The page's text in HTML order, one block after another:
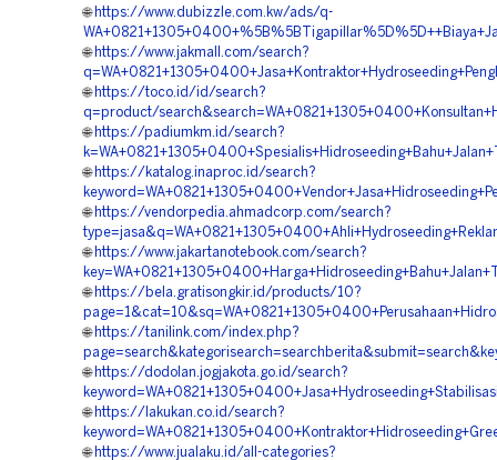
🌐 https://www.dubizzle.com.kw/ads/q-
🌐 https://www.jakmall.com/search?
🌐 https://toco.id/id/search?
q=product/
🌐 https://padiumkm.id/search?
🌐 https://katalog.inaproc.id/search?
🌐 https://vendorpedia.ahmadcorp.com/search?
🌐 https://www.jakartanotebook.com/search?
🌐 https://bela.gratisongkir.id/products/10?
🌐 https://tanilink.com/index.php?
🌐 https://dodolan.jogjakota.go.id/search?
🌐 https://lakukan.co.id/search?
🌐 https://www.jualaku.id/all-categories?